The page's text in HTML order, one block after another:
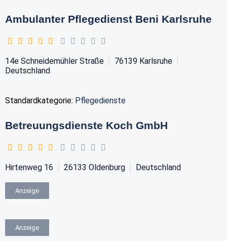
Ambulanter Pflegedienst Beni Karlsruhe
14e Schneidemühler Straße 76139 Karlsruhe
Deutschland
Standardkategorie: Pflegedienste
Betreuungsdienste Koch GmbH
Hirtenweg 16 26133 Oldenburg Deutschland
Anzeige
Anzeige